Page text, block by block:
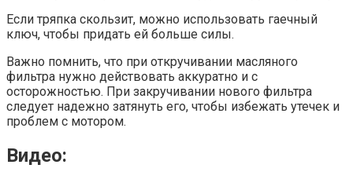
Если тряпка скользит, можно использовать гаечный
ключ, чтобы придать ей больше силы.
Важно помнить, что при откручивании масляного
фильтра нужно действовать аккуратно и с
осторожностью. При закручивании нового фильтра
следует надежно затянуть его, чтобы избежать утечек и
проблем с мотором.
Видео: